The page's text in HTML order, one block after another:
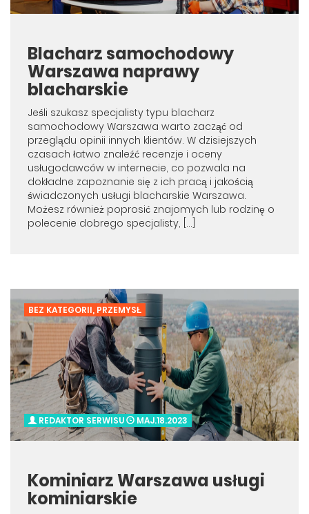
Blacharz samochodowy
Warszawa naprawy
blacharskie
Jeśli szukasz specjalisty typu blacharz
samochodowy Warszawa warto zacząć od
przeglądu opinii innych klientów. W dzisiejszych
czasach łatwo znaleźć recenzje i oceny
usługodawców w internecie, co pozwala na
dokładne zapoznanie się z ich pracą i jakością
świadczonych usługi blacharskie Warszawa.
Możesz również poprosić znajomych lub rodzinę o
polecenie dobrego specjalisty, […]
BEZ KATEGORII, PRZEMYSŁ
REDAKTOR SERWISU MAJ.18.2023
Kominiarz Warszawa usługi
kominiarskie